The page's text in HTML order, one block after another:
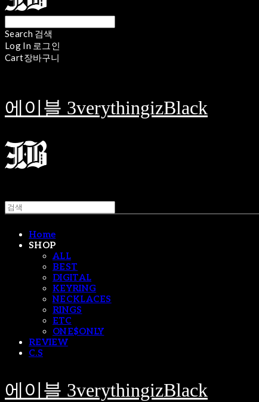
Search 검색
Log In 로그인
Cart장바구니
에이블 3verythingizBlack
Home
SHOP
ALL
BEST
DIGITAL
KEYRING
NECKLACES
RINGS
ETC
ONE$ONLY
REVIEW
C.S
에이블 3verythingizBlack